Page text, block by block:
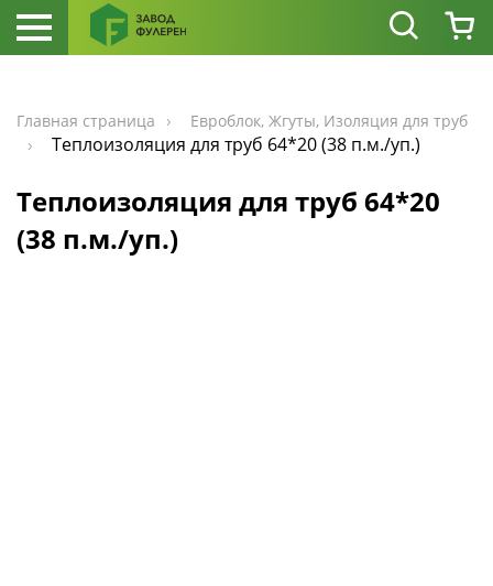
Главная страница Евроблок, Жгуты, Изоляция для труб
Теплоизоляция для труб 64*20 (38 п.м./уп.)
Теплоизоляция для труб 64*20
(38 п.м./уп.)